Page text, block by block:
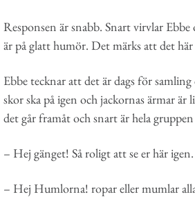
Responsen är snabb. Snart virvlar
är på glatt humör. Det märks att det
Ebbe tecknar att det är dags för
skor ska på igen och jackornas ärmar
det går framåt och snart är hela
– Hej gänget! Så roligt att se er här
– Hej Humlorna! ropar eller mumlar